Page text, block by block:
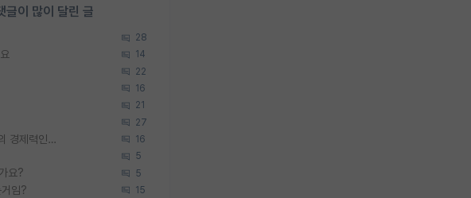
글이 많이 달린 글
28
14
22
16
21
27
박사진학하기에 2억은 괜찮은 (?) 정도의 경제력인가요 16
5
요? 5
임? 15